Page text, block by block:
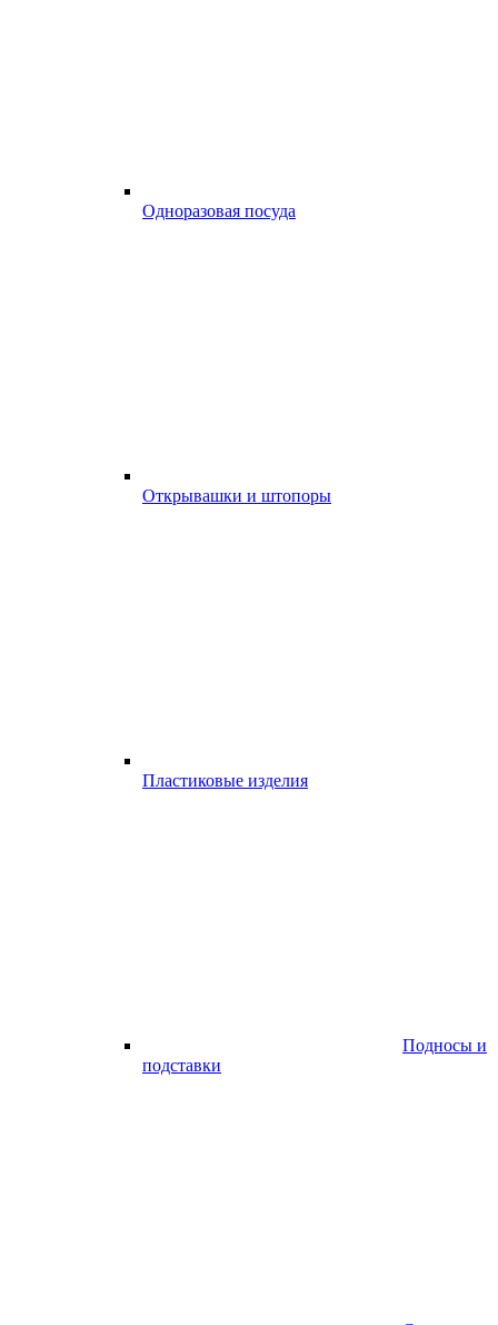
Одноразовая посуда
Открывашки и штопоры
Пластиковые изделия
Подносы и
подставки